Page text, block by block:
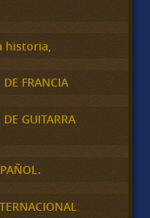
historia,
FRANCIA
GUITARRA